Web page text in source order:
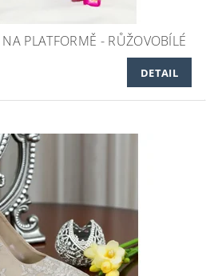
PLATFORMĚ - RŮŽOVOBÍLÉ
DETAIL